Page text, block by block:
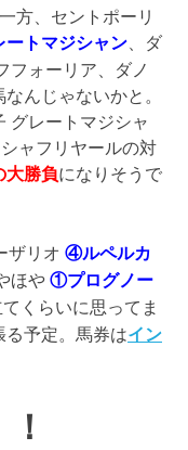
方、セントポーリ
トマジシャン 、ダ
フォーリア、ダノ
んじゃないかと。
グレートマジシャ
ャフリヤールの対
大勝負になりそうで
ザリオ ④ルペルカ
ほや①プログノー
くらいに思ってま
予定。馬券はイン
！